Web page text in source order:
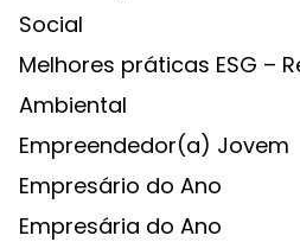
Social
Melhores práticas ESG –
Ambiental
Empreendedor(a) Jovem
Empresário do Ano
Empresária do Ano